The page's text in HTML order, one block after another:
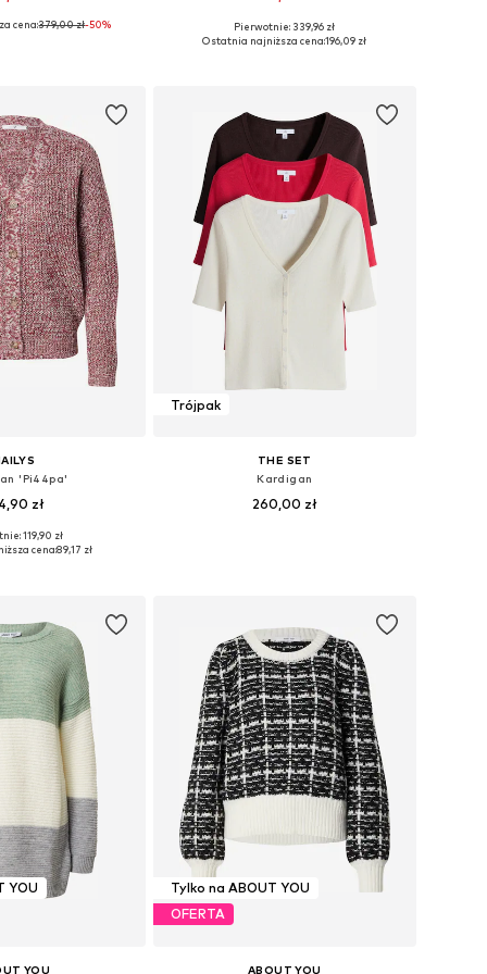
XS, S, M, L, XL
cena:379,00 zł-50%
Dostępne rozmiary: S, M, L
Pierwotnie: 339,96 zł
Ostatnia najniższa cena:196,09 zł
'Pi44pa'
zł
+1
XS, M, L, XL, XXL
119,90 zł
cena:89,17 zł
Trójpak
THE SET
Kardigan
260,00 zł
YOU
YOU
Tylko na ABOUT YOU
OFERTA
ABOUT YOU